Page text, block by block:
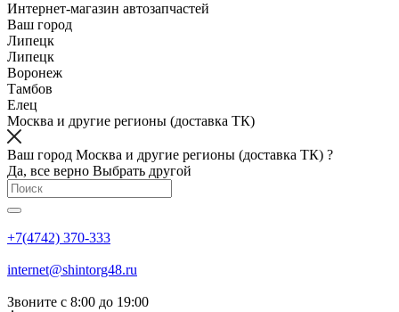
Интернет-магазин автозапчастей
Ваш город
Липецк
Липецк
Воронеж
Тамбов
Елец
Москва и другие регионы (доставка ТК)
Ваш город Москва и другие регионы (доставка ТК) ?
Да, все верно Выбрать другой
+7(4742) 370-333
internet@shintorg48.ru
Звоните с 8:00 до 19:00